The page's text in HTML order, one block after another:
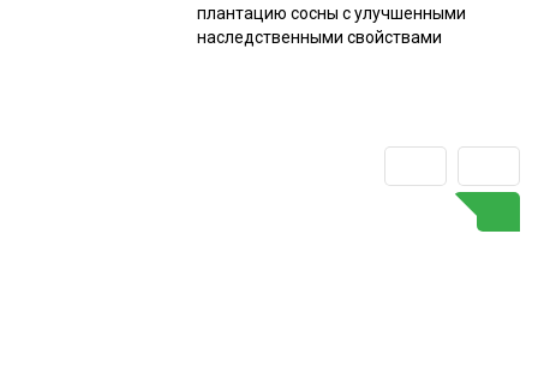
плантацию сосны с улучшенными
наследственными свойствами